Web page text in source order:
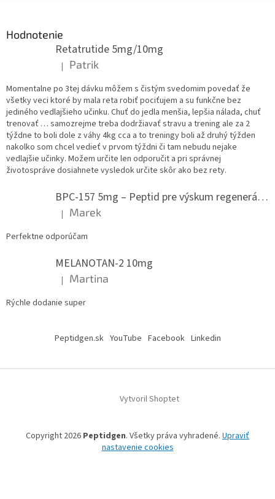
Hodnotenie
Retatrutide 5mg/10mg
Hodnotenie produktu je 5 z 5 hviezdičiek.
| Patrik
Momentalne po 3tej dávku môžem s čistým svedomim povedať že
všetky veci ktoré by mala reta robiť pociťujem a su funkčne bez
jediného vedlajšieho učinku. Chuť do jedla menšia, lepšia nálada, chuť
trenovať … samozrejme treba dodržiavať stravu a trening ale za 2
týždne to boli dole z váhy 4kg cca a to treningy boli až druhý týžden
nakolko som chcel vedieť v prvom týždni či tam nebudu nejake
vedlajšie učinky. Možem určite len odporučit a pri správnej
životospráve dosiahnete vysledok určite skôr ako bez rety.
BPC-157 5mg – Peptid pre výskum regenerácie.
Hodnotenie produktu je 5 z 5 hviezdičiek.
| Marek
Perfektne odporúčam
MELANOTAN-2 10mg
Hodnotenie produktu je 5 z 5 hviezdičiek.
| Martina
Rýchle dodanie super
Peptidgen.sk YouTube Facebook Linkedin
Vytvoril Shoptet
Copyright 2026 Peptidgen. Všetky práva vyhradené. Upraviť
nastavenie cookies